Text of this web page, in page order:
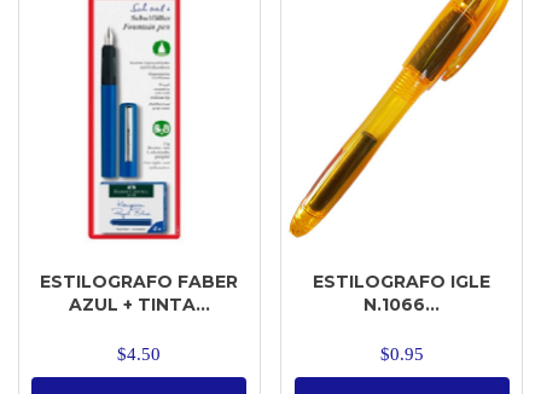
ESTILOGRAFO FABER
AZUL + TINTA...
$4.50
ESTILOGRAFO IGLE
N.1066...
$0.95